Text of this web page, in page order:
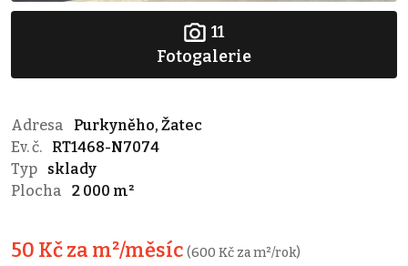
11
Fotogalerie
Adresa
Purkyněho, Žatec
Ev. č.
RT1468-N7074
Typ
sklady
Plocha
2 000 m²
50 Kč za m²/měsíc (600 Kč za m²/rok)